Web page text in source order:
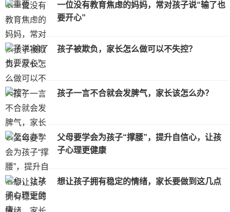
一位没有教育焦虑的妈妈，常对孩子说“输了也
要开心”
孩子被欺负，家长怎么做可以不失控？
孩子一言不合就会发脾气，家长该怎么办？
父母要学会为孩子“撑腰”，提升自信心，让孩
子心理更健康
想让孩子拥有稳定的情绪，家长要做到这几点